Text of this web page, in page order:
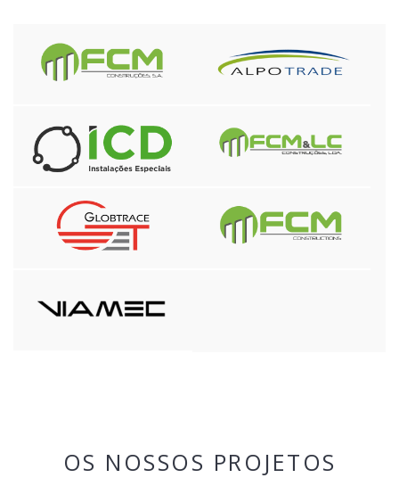
OS NOSSOS PROJETOS